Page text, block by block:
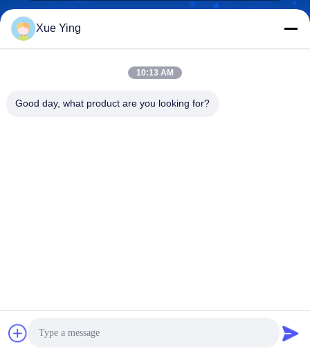
sxcd-gyl@163.com
Xue Ying
10:13 AM
Good day, what product are you looking for?